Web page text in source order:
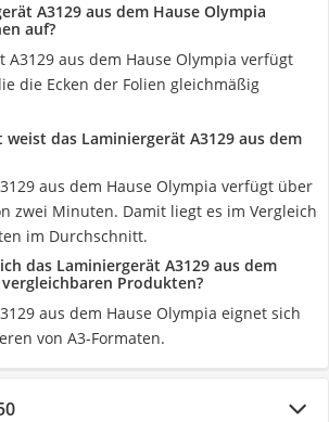
A3129 aus dem Hause Olympia
auf?
A3129 aus dem Hause Olympia verfügt
die Ecken der Folien gleichmäßig
weist das Laminiergerät A3129 aus dem
aus dem Hause Olympia verfügt über
zwei Minuten. Damit liegt es im Vergleich
im Durchschnitt.
das Laminiergerät A3129 aus dem
Produkten?
aus dem Hause Olympia eignet sich
von A3-Formaten.